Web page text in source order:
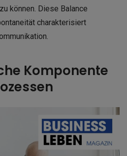
können. Diese Balance
charakterisiert
Komponente